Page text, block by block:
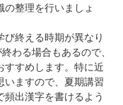
整理を行いましょ
び終える時期が異なり
わる場合もあるので、
すすめします。特に近
いますので、夏期講習
出漢字を書けるよう